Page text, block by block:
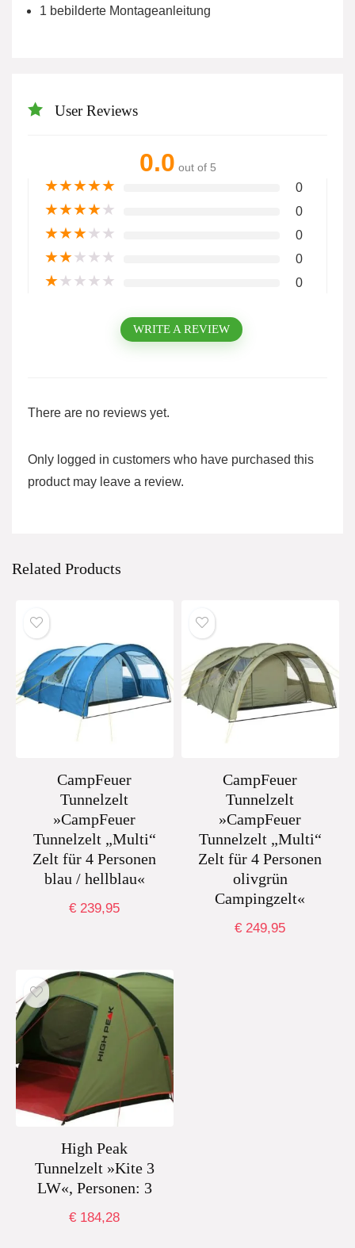
1 bebilderte Montageanleitung
User Reviews
0.0 out of 5
★★★★★ 0
★★★★★ 0
★★★★★ 0
★★★★★ 0
★★★★★ 0
WRITE A REVIEW
There are no reviews yet.
Only logged in customers who have purchased this
product may leave a review.
Related Products
CampFeuer
Tunnelzelt
»CampFeuer
Tunnelzelt „Multi“
Zelt für 4 Personen
blau / hellblau«
€ 239,95
CampFeuer
Tunnelzelt
»CampFeuer
Tunnelzelt „Multi“
Zelt für 4 Personen
olivgrün
Campingzelt«
€ 249,95
High Peak
Tunnelzelt »Kite 3
LW«, Personen: 3
€ 184,28